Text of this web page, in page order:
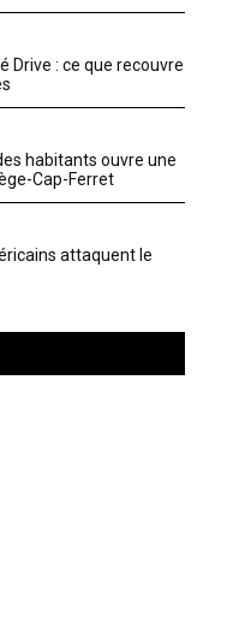
Drive : ce que recouvre
habitants ouvre une
Cap-Ferret
attaquent le